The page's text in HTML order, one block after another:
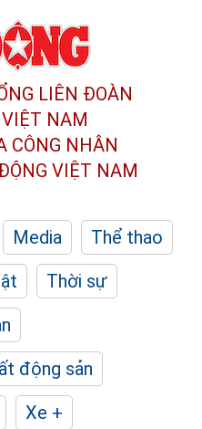
LIÊN ĐOÀN
NAM
CÔNG NHÂN
VIỆT NAM
Media
Thể thao
Thời sự
động sản
Xe +